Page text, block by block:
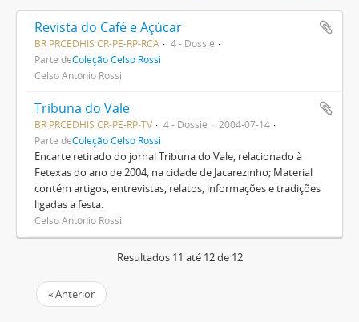
Revista do Café e Açúcar
BR PRCEDHIS CR-PE-RP-RCA
4 - Dossiê
Parte deColeção Celso Rossi
Celso Antônio Rossi
Tribuna do Vale
BR PRCEDHIS CR-PE-RP-TV 4 - Dossiê
2004-07-14
Parte deColeção Celso Rossi
Encarte retirado do jornal Tribuna do Vale, relacionado à
Fetexas do ano de 2004, na cidade de Jacarezinho; Material
contém artigos, entrevistas, relatos, informações e tradições
ligadas a festa.
Celso Antônio Rossi
Resultados 11 até 12 de 12
« Anterior